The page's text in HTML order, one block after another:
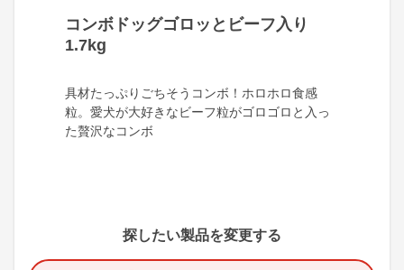
コンボドッグゴロッとビーフ入り
1.7kg
具材たっぷりごちそうコンボ！ホロホロ食感
粒。愛犬が大好きなビーフ粒がゴロゴロと入っ
た贅沢なコンボ
探したい製品を変更する